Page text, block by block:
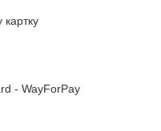
- WayForPay